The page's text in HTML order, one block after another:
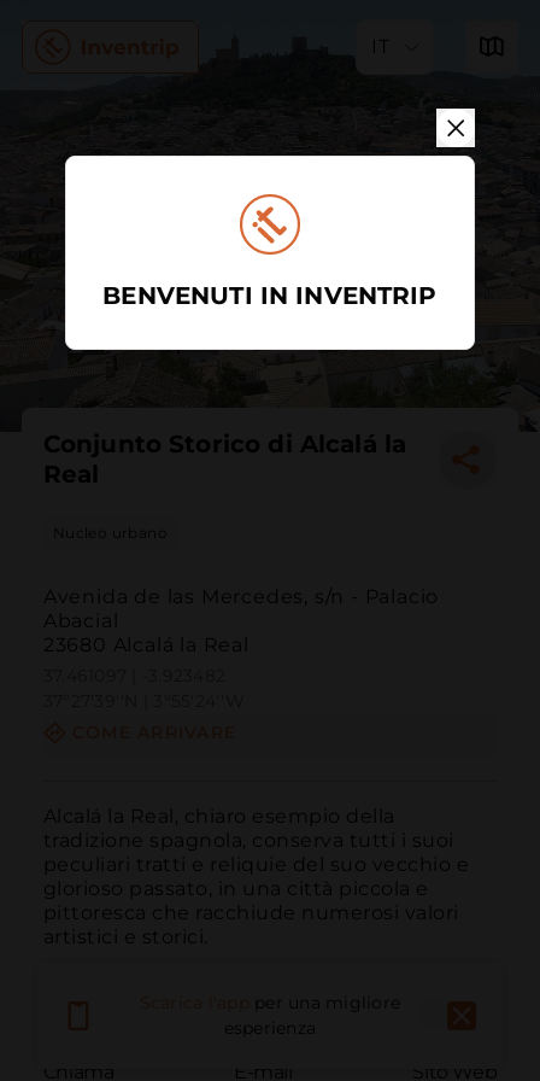
IT
Conjunto Storico di Alcalá la
Real
Nucleo urbano
Avenida de las Mercedes, s/n - Palacio
Abacial
23680 Alcalá la Real
Alcalá la Real, chiaro esempio della
tradizione spagnola, conserva tutti i suoi
peculiari tratti e reliquie del suo vecchio e
glorioso passato, in una città piccola e
pittoresca che racchiude numerosi valori
artistici e storici.
Chiama E-mail Sito Web
per una migliore
esperienza
BENVENUTI IN INVENTRIP